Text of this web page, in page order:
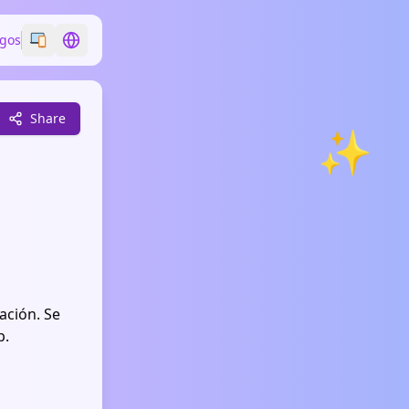
Switch emoji style
Switch language
✨
Share
Se